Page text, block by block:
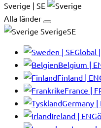
Sverige | SE
Alla länder
SverigeSE
Global
Belgium |
Finland | EN
France |
Germany |
Ireland | EN